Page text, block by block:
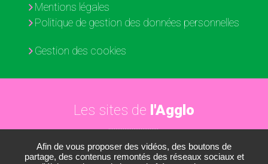
Afin de vous proposer des vidéos, des boutons de
partage, des contenus remontés des réseaux sociaux et
Mentions légales
Politique de gestion des données personnelles
Gestion des cookies
Les sites de l'Agglo
Paris - Vallée de la Marne